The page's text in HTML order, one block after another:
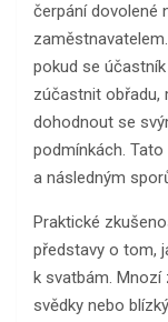
čerpání dovolené
pokud se
zúčastnit obřadu,
dohodnout se
podmínkách.
a následným
Praktické
představy o tom,
k svatbám. Mnozí
svědky nebo